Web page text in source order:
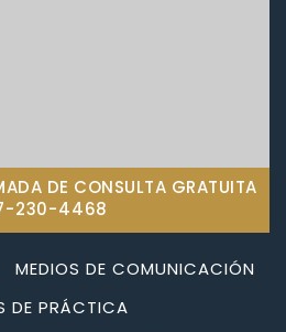
DE CONSULTA GRATUITA
230-4468
MEDIOS DE COMUNICACIÓN
DE PRÁCTICA